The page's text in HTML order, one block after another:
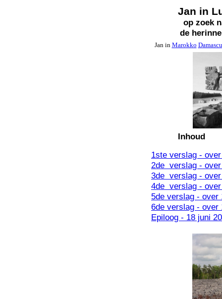
Jan in
op zoek
de
Jan in Marokko
1ste verslag -
2de verslag -
3de verslag -
4de verslag -
5de verslag - over
6de verslag - over
Epiloog - 18 juni